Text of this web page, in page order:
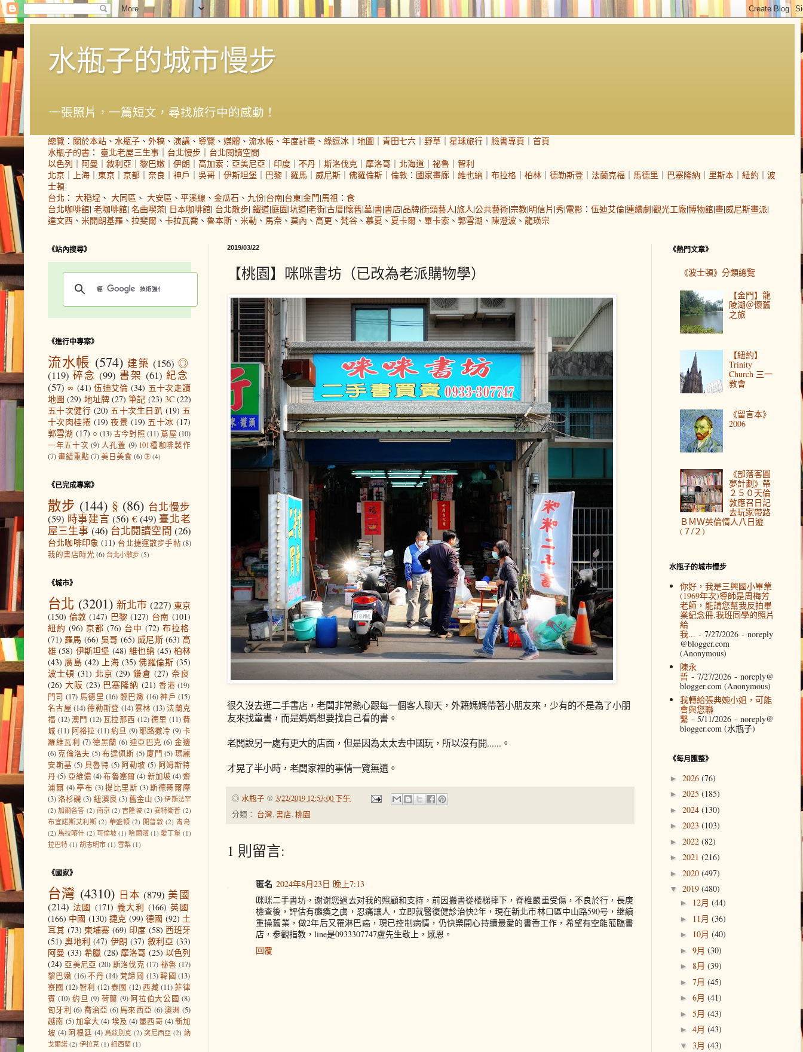
水瓶子的城市慢步
一張照片，一篇短文，尋找旅行中的感動！
總覽 ： 關於本站 、 水瓶子 、 外稿 、 演講 、 導覽 、 媒體 、 流水帳 、 年度計畫 、 綠逗冰 ｜ 地圖 ｜ 青田七六 ｜ 野草 ｜ 星球旅行 ｜ 臉書專頁 ｜ 首頁
水瓶子的書 ： 臺北老屋三生事 ｜ 台北慢步 ｜ 台北閱讀空間
以色列 ｜ 阿曼 ｜ 敘利亞 ｜ 黎巴嫩 ｜ 伊朗 ｜ 高加索 ： 亞美尼亞 ｜ 印度 ｜ 不丹 ｜ 斯洛伐克 ｜ 摩洛哥 ｜ 北海道 ｜ 祕魯 ｜ 智利
北京 ｜ 上海 ｜ 東京 ｜ 京都 ｜ 奈良 ｜ 神戶 ｜ 吳哥 ｜ 伊斯坦堡 ｜ 巴黎 ｜ 羅馬 ｜ 威尼斯 ｜ 佛羅倫斯 ｜ 倫敦 ： 國家畫廊 ｜ 維也納 ｜ 布拉格 ｜ 柏林 ｜ 德勒斯登 ｜ 法蘭克福 ｜ 馬德里 ｜ 巴塞隆納 ｜ 里斯本 ｜ 紐約 ｜ 波
士頓
台北 ： 大稻埕 、 大同區 、 大安區 、 平溪線 、 金瓜石 、 九份|台南|台東|金門|馬祖 ： 食
台北咖啡館| 老咖啡館| 名曲喫茶| 日本咖啡館| 台北散步| 鐵道|庭園|坑道|老街|古厝|懷舊|墓|書|書店|品牌|街頭藝人|旅人|公共藝術|宗教|明信片 |秀|電影 ： 伍迪艾倫|連續劇|觀光工廠|博物館|畫|威尼斯畫派|
達文西 、 米開朗基羅 、 拉斐爾 、 卡拉瓦喬 、 魯本斯 、 米勒 、 馬奈 、 莫內 、 高更 、 梵谷 、 慕夏 、 夏卡爾 、 畢卡索 、 郭雪湖 、 陳澄波 、 龍瑛宗
2019/03/22
【桃園】咪咪書坊（已改為老派購物學）
很久沒去逛二手書店，老闆非常熱心跟每一個客人聊天，外籍媽媽帶著小朋友來，少有的不是為了小朋
友來找童書，而是媽媽想要找自己看的書。
老闆說另一處有更大的店面，但是因為太太去中國玩，所以沒有開......。
才晃了半小時，老闆家裡的事情一覽無遺。
◎ 水瓶子 @ 3/22/2019 12:53:00 下午
分類： 台灣,書店,桃園
1 則留言:
匿名 2024年8月23日 晚上7:13
咪咪二手書坊，谢谢您過去对我的照顧和支持，前因搬書從楼梯摔下，脊椎嚴重受傷，不良於行，長庚
檢查後，評估有癱瘓之虞，忍痛讓人，立即就醫復健診治快2年，現在新北市林口區中山路590号，继續
重操舊業，做2年后又罹淋巴癌，現已控制病情，仍快樂開心持續最愛的書香工作，希望有空能蒞臨書
店，参觀指教，line是0933307747盧先生敬上，感恩。
回覆
《站內搜尋》
《進行中專案》
流水帳 (574) 建築 (156) ◎
(119) 碎念 (99) 書架 (61) 紀念
(57) ∞ (41) 伍迪艾倫 (34) 五十次走讀
地圖 (29) 地址牌 (27) 筆記 (23) 3C (22)
五十次健行 (20) 五十次生日趴 (19) 五
十次肉桂捲 (19) 夜景 (19) 五十冰 (17)
郭雪湖 (17) ○ (13)古今對照 (11) 蔦屋 (10)
一年五十次 (9) 人孔蓋 (9) 101種咖啡製作
(7)畫錯重點 (7)美日美食 (6) ㊣ (4)
《已完成專案》
散步 (144) § (86) 台北慢步
(59) 時事建言 (56) € (49) 臺北老
屋三生事 (46) 台北閱讀空間 (26)
台北咖啡印象 (11) 台北捷運散步手帖 (8)
我的書店時光 (6) 台北小散步 (5)
《城市》
台北 (3201) 新北市 (227) 東京
(150) 倫敦 (147) 巴黎 (127) 台南 (101)
紐約 (96) 京都 (76) 台中 (72) 布拉格
(71) 羅馬 (66) 吳哥 (65) 威尼斯 (63) 高
雄 (58) 伊斯坦堡 (48) 維也納 (45) 柏林
(43) 廣島 (42) 上海 (35) 佛羅倫斯 (35)
波士頓 (31) 北京 (29) 鎌倉 (27) 奈良
(26) 大阪 (23) 巴塞隆納 (21) 香港 (19)
門司 (17) 馬德里 (16) 黎巴嫩 (16) 神戶 (15)
名古屋 (14) 德勒斯登 (14)雲林 (13)法蘭克
福 (12) 澳門 (12)瓦拉那西 (12) 德里 (11) 費
城 (11) 阿格拉 (11)約旦 (9) 耶路撒冷 (9)卡
羅維瓦利 (7) 德黑蘭 (6) 迪亞巴克 (6) 金邊
(6) 克倫洛夫 (5)布達佩斯 (5) 廈門 (5) 瑪麗
安斯基 (5) 貝魯特 (5) 阿勒坡 (5) 阿姆斯特
丹 (5) 亞維儂 (4) 布魯塞爾 (4) 新加坡 (4) 齋
浦爾 (4) 亭布 (3) 提比里斯 (3) 斯德哥爾摩
(3)洛杉磯 (3) 紐澳良 (3)舊金山 (3) 伊斯法罕
(2) 加爾各答 (2) 南京 (2) 吉隆坡 (2) 安特衛普 (2)
布宜諾斯艾利斯 (2) 華盛頓 (2) 開普敦 (2) 青島
(2) 馬拉喀什 (2) 可倫坡 (1) 哈爾濱 (1) 愛丁堡 (1)
拉巴特 (1) 胡志明市 (1) 雪梨 (1)
《國家》
台灣 (4310) 日本 (879) 美國
(214) 法國 (171) 義大利 (166) 英國
(166) 中國 (130) 捷克 (99) 德國 (92) 土
耳其 (73) 柬埔寨 (69) 印度 (58) 西班牙
(51) 奧地利 (47) 伊朗 (37) 敘利亞 (33)
阿曼 (33) 希臘 (28) 摩洛哥 (25) 以色列
(24) 亞美尼亞 (20) 斯洛伐克 (17) 祕魯 (17)
黎巴嫩 (16) 不丹 (14) 梵諦岡 (13) 韓國 (13)
寮國 (12)智利 (12)泰國 (12)西藏 (11) 菲律
賓 (10) 約旦 (9) 荷蘭 (9) 阿拉伯大公國 (8)
匈牙利 (6) 喬治亞 (6) 馬來西亞 (6)澳洲 (5)
越南 (5) 加拿大 (4) 埃及 (4)墨西哥 (4)新加
坡 (4) 阿根廷 (4) 烏茲別克 (2) 突尼西亞 (2) 納
戈爾諾 (2) 伊拉克 (1) 紐西蘭 (1)
《熱門文章》
《波士頓》分類總覽
【金門】龍
陵湖＠懷舊
之旅
【紐約】
Trinity
Church 三一
教會
《留言本》
2006
《部落客圓
夢計劃》帶
２５０天倫
敦應召日記
去玩家帶路
ＢＭＷ英倫情人八日遊
(７/２)
水瓶子的城市慢步
你好，我是三興國小畢業
(1969年次)導師是周梅芳
老師，能請您幫我反拍畢
業紀念冊,我班同學的照片
給
我... - 7/27/2026- noreply
@blogger.com
(Anonymous)
陳永
哲- 7/27/2026- noreply@
blogger.com (Anonymous)
我轉給張典婉小姐，可能
會與您聯
繫- 5/11/2026- noreply@
blogger.com (水瓶子)
《每月匯整》
► 2026 (76)
► 2025 (185)
► 2024 (130)
► 2023 (103)
► 2022 (82)
► 2021 (216)
► 2020 (497)
▼ 2019 (480)
► 12月 (44)
► 11月 (36)
► 10月 (40)
► 9月 (30)
► 8月 (39)
► 7月 (45)
► 6月 (41)
► 5月 (43)
► 4月 (43)
▼ 3月 (43)